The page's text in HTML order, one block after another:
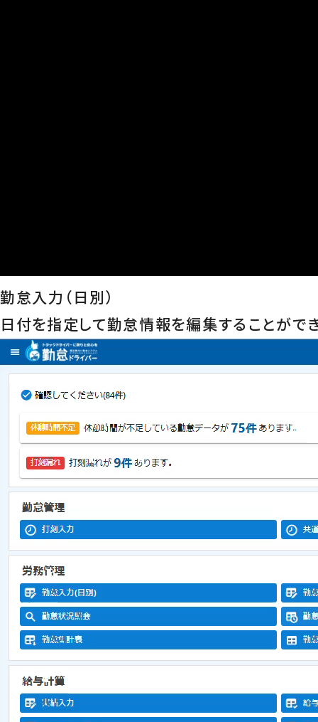
勤怠入力（日別）
日付を指定して勤怠情報を編集することができ